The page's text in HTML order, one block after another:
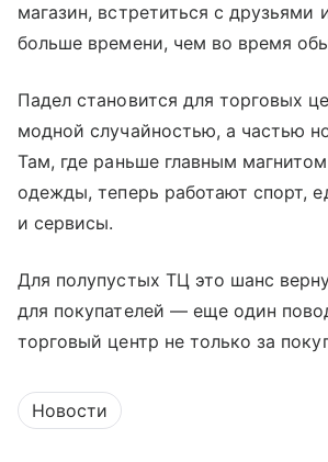
магазин, встретиться с друзьями
больше времени, чем во время
Падел становится для торговых
модной случайностью, а частью
Там, где раньше главным
одежды, теперь работают спорт,
и сервисы.
Для полупустых ТЦ это шанс
для покупателей — еще один
торговый центр не только за
Новости